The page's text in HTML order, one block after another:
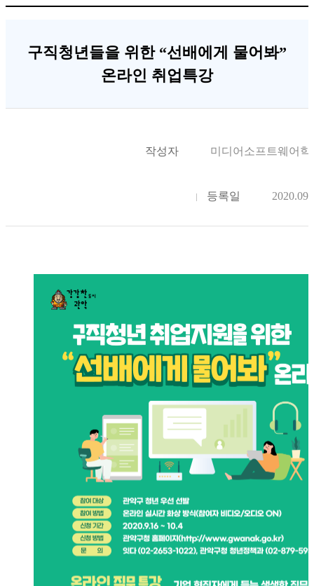
구직청년들을 위한 “선배에게 물어봐”
온라인 취업특강
작성자 미디어소프트웨어학
등록일